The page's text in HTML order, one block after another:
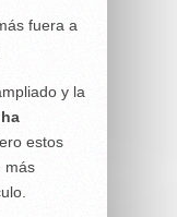
fuera a
y la
estos
más